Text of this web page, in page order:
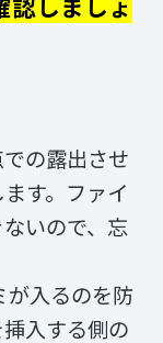
の露出させ
す。ファイ
いので、忘
入るのを防
入する側の